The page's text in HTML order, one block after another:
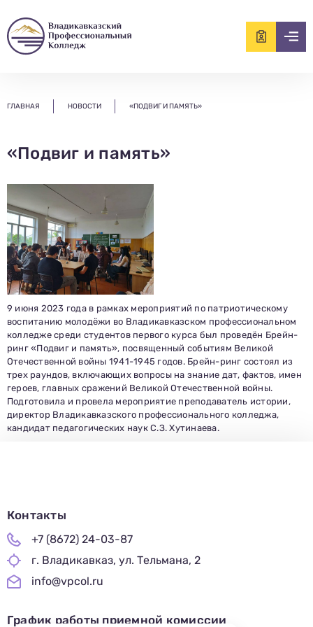
ГЛАВНАЯ НОВОСТИ «ПОДВИГ И ПАМЯТЬ»
«Подвиг и память»
9 июня 2023 года в рамках мероприятий по патриотическому
воспитанию молодёжи во Владикавказском профессиональном
колледже среди студентов первого курса был проведён Брейн-
ринг «Подвиг и память», посвященный событиям Великой
Отечественной войны 1941-1945 годов. Брейн-ринг состоял из
трех раундов, включающих вопросы на знание дат, фактов, имен
героев, главных сражений Великой Отечественной войны.
Подготовила и провела мероприятие преподаватель истории,
директор Владикавказского профессионального колледжа,
кандидат педагогических наук С.З. Хутинаева.
Имя
Почта
Нажимая кнопку «Отправить», я даю согласие на обработку моих персональных
персональных данных», на условиях и для целей, определенных в
отношении обработки персональных данных.
Заполни данные о себе и отправь заявку.
приемной комиссии, ответит на все вопросы и поможет
подобрать интересующую программу обучения.
СНИЛС — подать документы можно онлайн или очно.
Контакты
+7 (8672) 24-03-87
г. Владикавказ, ул. Тельмана, 2
info@vpcol.ru
График работы приемной комиссии